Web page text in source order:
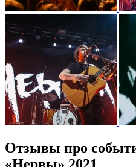
Отзывы про
«Нервы» 2021